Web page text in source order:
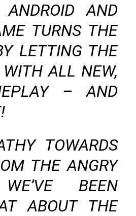
AND
TURNS THE
LETTING THE
ALL NEW,
– AND
TOWARDS
THE ANGRY
BEEN
ABOUT THE